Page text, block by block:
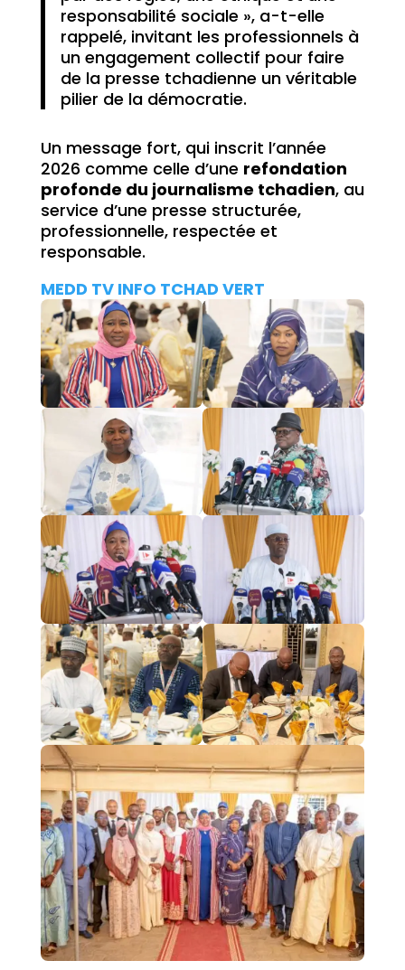
responsabilité sociale », a-t-elle
rappelé, invitant les professionnels à
un engagement collectif pour faire
de la presse tchadienne un véritable
pilier de la démocratie.
Un message fort, qui inscrit l’année
2026 comme celle d’une refondation
profonde du journalisme tchadien, au
service d’une presse structurée,
professionnelle, respectée et
responsable.
MEDD TV INFO TCHAD VERT